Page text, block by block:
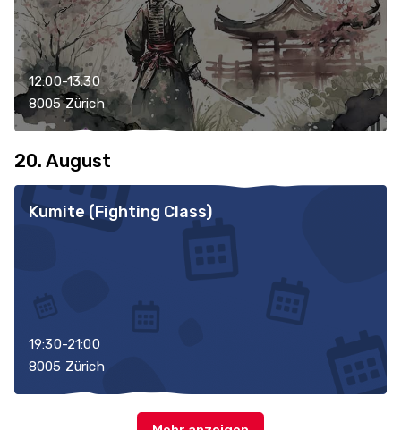
12:00-13:30
8005 Zürich
20. August
Kumite (Fighting Class)
19:30-21:00
8005 Zürich